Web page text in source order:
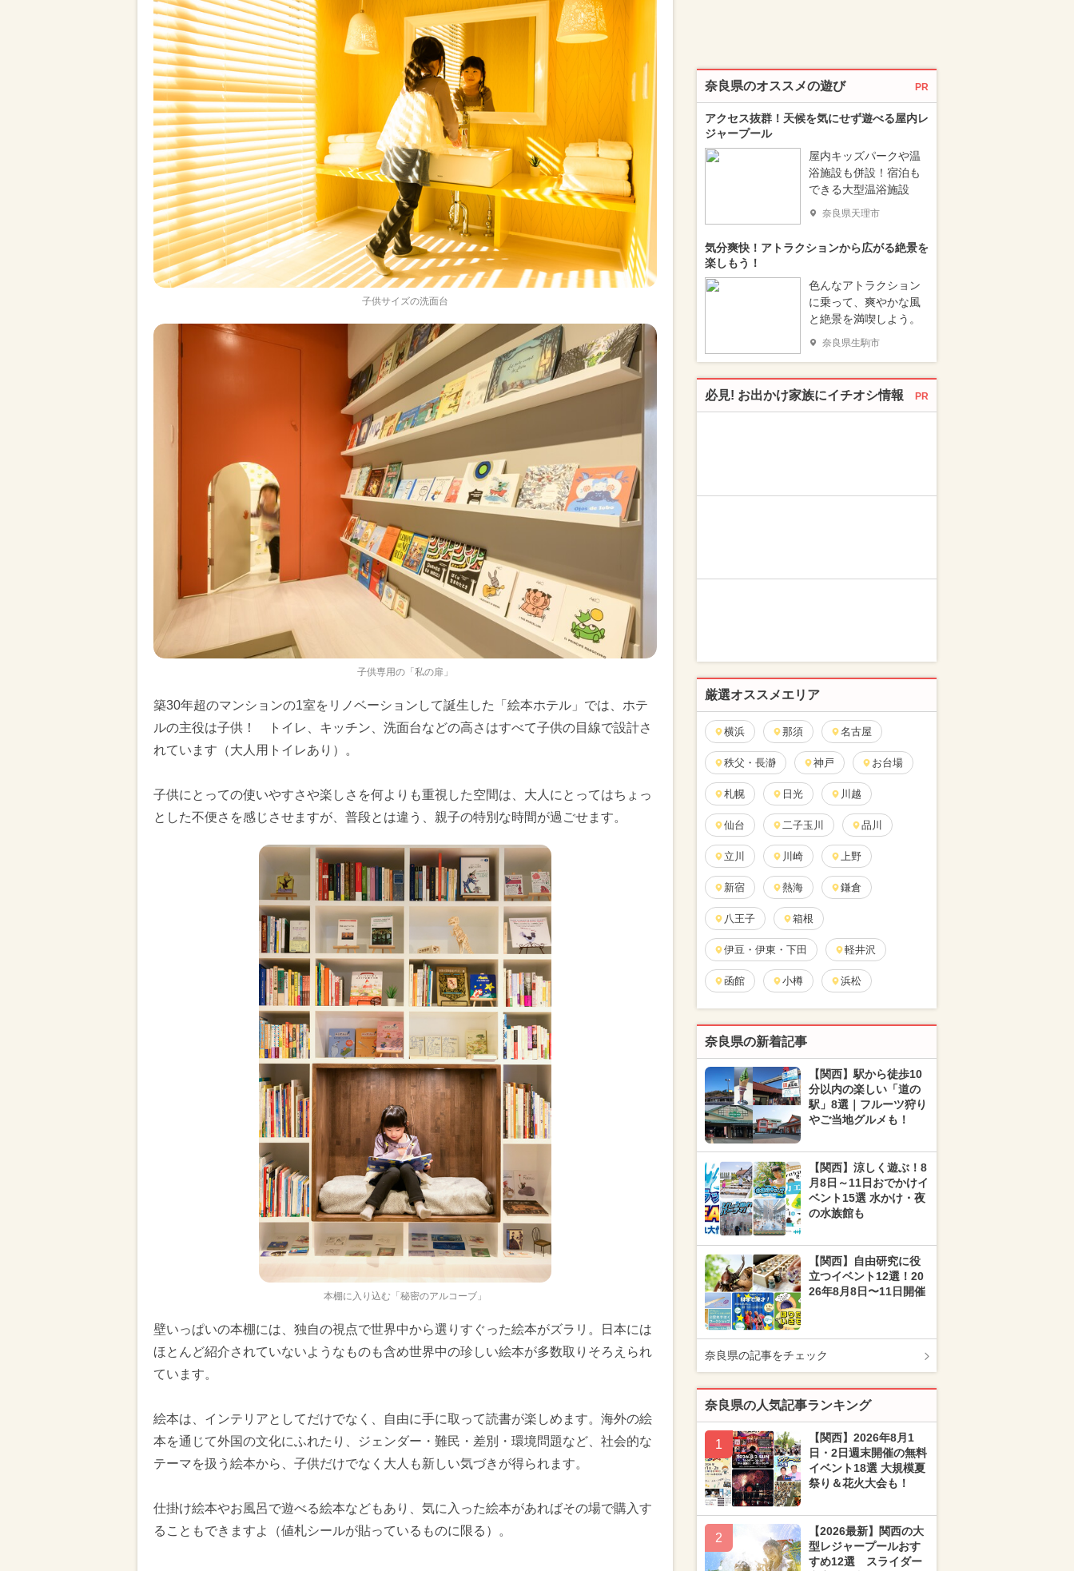
子供サイズの洗面台
子供専用の「私の扉」
築30年超のマンションの1室をリノベーションして誕生した「絵本ホテル」では、ホテ
ルの主役は子供！ トイレ、キッチン、洗面台などの高さはすべて子供の目線で設計さ
れています（大人用トイレあり）。
子供にとっての使いやすさや楽しさを何よりも重視した空間は、大人にとってはちょっ
とした不便さを感じさせますが、普段とは違う、親子の特別な時間が過ごせます。
本棚に入り込む「秘密のアルコーブ」
壁いっぱいの本棚には、独自の視点で世界中から選りすぐった絵本がズラリ。日本には
ほとんど紹介されていないようなものも含め世界中の珍しい絵本が多数取りそろえられ
ています。
絵本は、インテリアとしてだけでなく、自由に手に取って読書が楽しめます。海外の絵
本を通じて外国の文化にふれたり、ジェンダー・難民・差別・環境問題など、社会的な
テーマを扱う絵本から、子供だけでなく大人も新しい気づきが得られます。
仕掛け絵本やお風呂で遊べる絵本などもあり、気に入った絵本があればその場で購入す
ることもできますよ（値札シールが貼っているものに限る）。
奈良県のオススメの遊び PR
アクセス抜群！天候を気にせず遊べる屋内レ
ジャープール
屋内キッズパークや温
浴施設も併設！宿泊も
できる大型温浴施設
奈良県天理市
気分爽快！アトラクションから広がる絶景を
楽しもう！
色んなアトラクション
に乗って、爽やかな風
と絶景を満喫しよう。
奈良県生駒市
必見! お出かけ家族にイチオシ情報 PR
厳選オススメエリア
横浜 那須 名古屋
秩父・長瀞 神戸 お台場
札幌 日光 川越
仙台 二子玉川 品川
立川 川崎 上野
新宿 熱海 鎌倉
八王子 箱根
伊豆・伊東・下田 軽井沢
函館 小樽 浜松
奈良県の新着記事
【関西】駅から徒歩10
分以内の楽しい「道の
駅」8選｜フルーツ狩り
やご当地グルメも！
【関西】涼しく遊ぶ！8
月8日～11日おでかけイ
ベント15選 水かけ・夜
の水族館も
【関西】自由研究に役
立つイベント12選！20
26年8月8日〜11日開催
奈良県の記事をチェック
奈良県の人気記事ランキング
1
【関西】2026年8月1
日・2日週末開催の無料
イベント18選 大規模夏
祭り＆花火大会も！
2
【2026最新】関西の大
型レジャープールおす
すめ12選 スライダー